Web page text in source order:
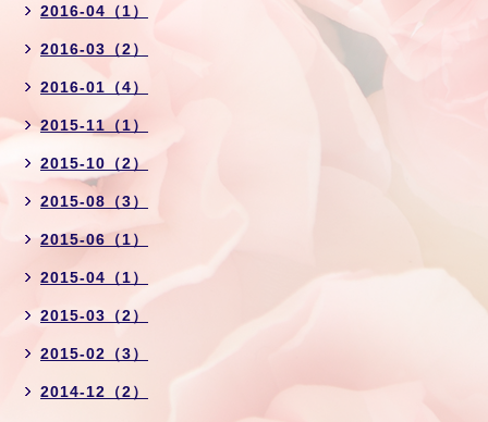
2016-04（1）
2016-03（2）
2016-01（4）
2015-11（1）
2015-10（2）
2015-08（3）
2015-06（1）
2015-04（1）
2015-03（2）
2015-02（3）
2014-12（2）